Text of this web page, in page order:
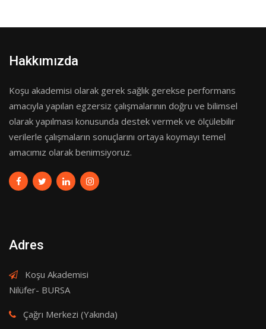
Hakkımızda
Koşu akademisi olarak gerek sağlık gerekse performans
amacıyla yapılan egzersiz çalışmalarının doğru ve bilimsel
olarak yapılması konusunda destek vermek ve ölçülebilir
verilerle çalışmaların sonuçlarını ortaya koymayı temel
amacımız olarak benimsiyoruz.
Adres
Koşu Akademisi
Nilüfer- BURSA
Çağrı Merkezi (Yakında)